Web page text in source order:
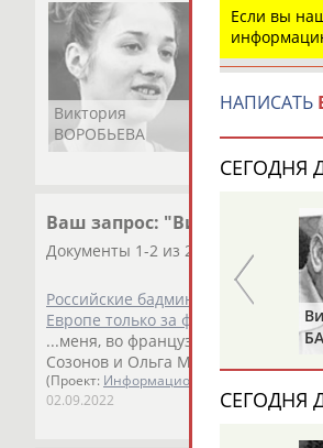
Виктория
ВОРОБЬЕВА
Ваш запрос: "Виктория
Документы 1-2 из 2 найденных
Российские бадминтонисты в
Европе только за французские
...меня, во французской лиге в этом
Созонов и Ольга Морозова, -
(Проект: Информационное агентство
02.09.2022
Если вы
НАПИСАТЬ
СЕГОДНЯ
Анатолий
ЦАРИК
СЕГОДНЯ